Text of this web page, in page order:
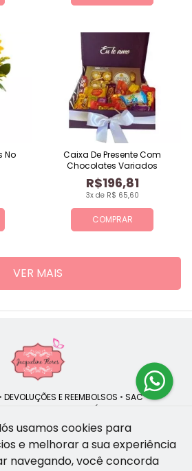
No
COMPRAR
3x de R$ 65,60
R$196,81
Caixa De Presente Com
Chocolates Variados
VER MAIS
• DEVOLUÇÕES E REEMBOLSOS • SAC
DE PRIVACIDADE POLÍTICA DE COOKIES
| CNPJ: 47.335.418/0001-13
usamos cookies para
e melhorar a sua experiência
navegando, você concorda